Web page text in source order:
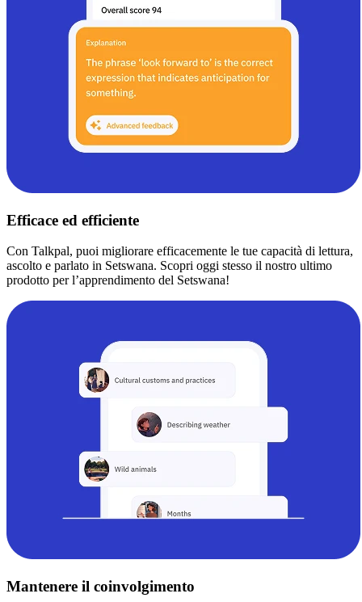
Efficace ed efficiente
Con Talkpal, puoi migliorare efficacemente le tue capacità di lettura,
ascolto e parlato in Setswana. Scopri oggi stesso il nostro ultimo
prodotto per l’apprendimento del Setswana!
Mantenere il coinvolgimento